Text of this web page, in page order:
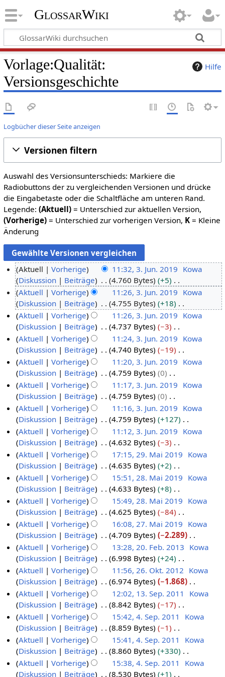
GlossarWiki
Hilfe
Vorlage:Qualität:
Versionsgeschichte
Logbücher dieser Seite anzeigen
Versionen filtern
Auswahl des Versionsunterschieds: Markiere die
Radiobuttons der zu vergleichenden Versionen und drücke
die Eingabetaste oder die Schaltfläche am unteren Rand.
Legende: (Aktuell)= Unterschied zur aktuellen Version,
(Vorherige)= Unterschied zur vorherigen Version, K= Kleine
Änderung
u
0
9
Aktuell Vorherige 11:32, 3. Jun. 2019 Kowa
Diskussion
Beiträge 4.760 Bytes
+5
K
e
i
n
e
B
e
a
r
b
e
i
t
u
n
g
s
z
u
s
a
m
m
e
n
f
a
s
s
u
n
g
Aktuell Vorherige 11:26, 3. Jun. 2019 Kowa
Diskussion
Beiträge 4.755 Bytes
+18
K
e
i
n
e
B
e
a
r
b
e
i
t
u
n
g
s
z
u
s
a
m
m
e
n
f
a
s
s
u
n
g
Aktuell Vorherige 11:26, 3. Jun. 2019 Kowa
Diskussion
Beiträge 4.737 Bytes
−3
K
e
i
n
e
B
e
a
r
b
e
i
t
u
n
g
s
z
u
s
a
m
m
e
n
f
a
s
s
u
n
Aktuell Vorherige 11:24, 3. Jun. 2019 Kowa
Diskussion
Beiträge 4.740 Bytes
−19
K
e
i
n
e
B
e
a
r
b
e
i
t
u
n
g
s
z
u
s
a
m
m
e
n
f
a
s
s
Aktuell Vorherige 11:20, 3. Jun. 2019 Kowa
Diskussion
Beiträge 4.759 Bytes
0
K
e
i
n
e
B
e
a
r
b
e
i
t
u
n
g
s
z
u
s
a
m
m
e
n
f
a
Aktuell Vorherige 11:17, 3. Jun. 2019 Kowa
Diskussion
Beiträge 4.759 Bytes
0
K
e
i
n
e
B
e
a
r
b
e
i
t
u
n
g
s
z
u
s
a
m
m
e
n
Aktuell Vorherige 11:16, 3. Jun. 2019 Kowa
Diskussion
Beiträge 4.759 Bytes
+127
K
e
i
n
e
B
e
a
r
b
e
i
t
u
n
g
s
z
u
s
a
m
m
Aktuell Vorherige 11:12, 3. Jun. 2019 Kowa
Diskussion
Beiträge 4.632 Bytes
−3
K
e
i
n
e
B
e
a
r
b
e
i
t
u
n
g
s
z
u
s
a
9
M
0
9
Aktuell Vorherige 17:15, 29. Mai 2019 Kowa
Diskussion
Beiträge 4.635 Bytes
+2
K
e
i
n
e
B
e
a
r
b
e
i
t
u
n
g
s
z
8
M
0
9
Aktuell Vorherige 15:51, 28. Mai 2019 Kowa
Diskussion
Beiträge 4.633 Bytes
+8
K
e
i
n
e
B
e
a
r
b
e
i
t
u
n
g
Aktuell Vorherige 15:49, 28. Mai 2019 Kowa
Diskussion
Beiträge 4.625 Bytes
−84
K
e
i
n
e
B
e
a
r
b
e
i
t
u
7
M
0
9
Aktuell Vorherige 16:08, 27. Mai 2019 Kowa
Diskussion
Beiträge 4.709 Bytes
−2.289
K
e
i
n
e
B
e
a
r
b
e
i
0
F
b
u
Aktuell Vorherige 13:28, 20. Feb. 2013 Kowa
Diskussion
Beiträge 6.998 Bytes
+24
K
e
i
n
e
B
e
a
r
b
6
O
b
Aktuell Vorherige 11:56, 26. Okt. 2012 Kowa
Diskussion
Beiträge 6.974 Bytes
−1.868
K
e
i
n
e
B
e
a
3
S
p
Aktuell Vorherige 12:02, 13. Sep. 2011
Kowa
Diskussion
Beiträge 8.842 Bytes
−17
K
e
i
n
e
B
e
Aktuell Vorherige 15:42, 4. Sep. 2011
Kowa
Diskussion
Beiträge 8.859 Bytes
−1
K
e
i
n
Aktuell Vorherige 15:41, 4. Sep. 2011
Kowa
Diskussion
Beiträge 8.860 Bytes
+330
K
e
Aktuell Vorherige 15:38, 4. Sep. 2011
Kowa
Diskussion
Beiträge 8.530 Bytes
+1